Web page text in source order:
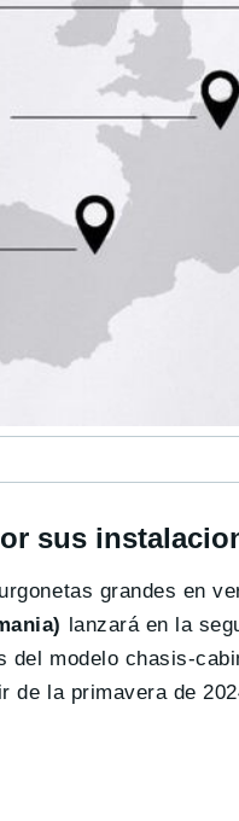
sus
grandes en
lanzará en la
modelo chasis-
de la primavera de